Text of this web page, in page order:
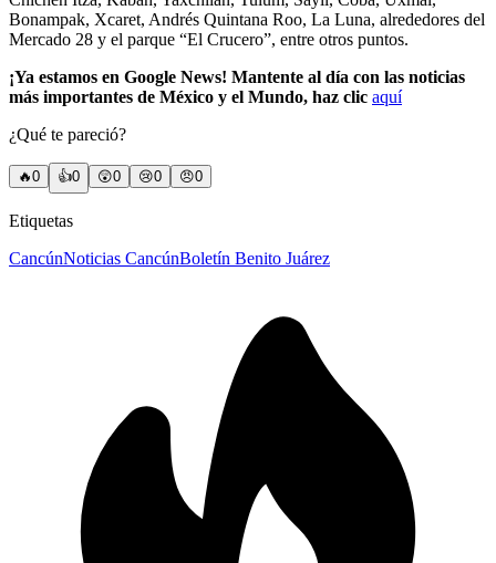
Bonampak, Xcaret, Andrés Quintana Roo, La Luna, alrededores del
Mercado 28 y el parque “El Crucero”, entre otros puntos.
¡Ya estamos en Google News! Mantente al día con las noticias
más importantes de México y el Mundo, haz clic aquí
¿Qué te pareció?
🔥0 👍0 😲0 😢0 😠0
Etiquetas
CancúnNoticias CancúnBoletín Benito Juárez